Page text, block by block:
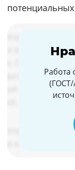
Работа
(ГОСТ/